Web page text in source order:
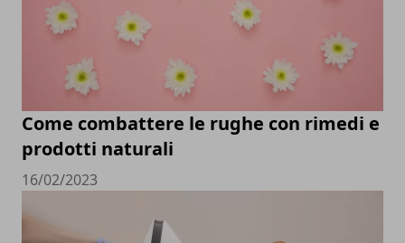
Come combattere le rughe con rimedi e
prodotti naturali
16/02/2023